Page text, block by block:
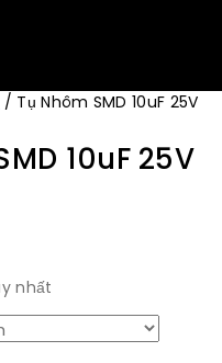
/ Tụ Nhôm SMD 10uF 25V
10uF 25V
nhất